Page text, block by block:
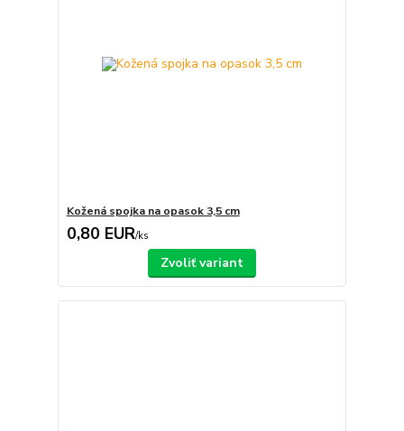
Kožená spojka na opasok 3,5 cm
0,80 EUR/ks
Zvoliť variant